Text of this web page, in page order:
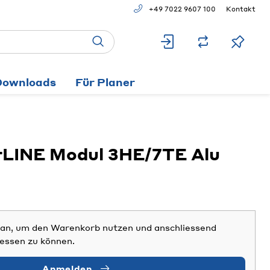
+49 7022 9607 100 Kontakt
Für Planer
Modul 3HE/7TE Alu
um den Warenkorb nutzen und anschliessend
zu können.